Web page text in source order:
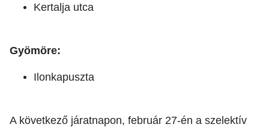
Kertalja utca
Gyömöre:
Ilonkapuszta
A következő járatnapon, február 27-én a szelektív